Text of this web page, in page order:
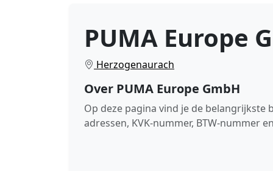
PUMA Europe
Herzogenaurach
Over PUMA Europe GmbH
Op deze pagina vind je de belangrijkste
adressen, KVK-nummer, BTW-nummer